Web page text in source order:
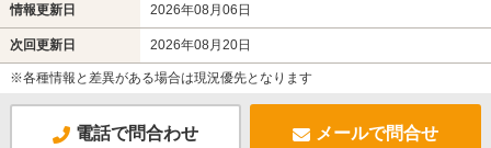
情報更新日 2026年08月06日
次回更新日 2026年08月20日
※各種情報と差異がある場合は現況優先となります
電話で問合わせ メールで問合せ